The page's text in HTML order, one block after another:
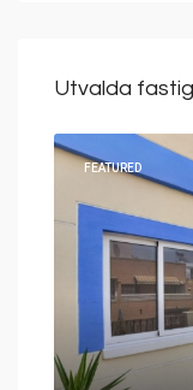
Utvalda
FEATURED